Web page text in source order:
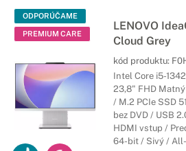
ODPORÚČAME
PREMIUM CARE
LENOVO
Cloud Grey
kód produktu:
Intel Core i5-
23,8" FHD
/ M.2 PCIe SSD
bez DVD / USB
HDMI vstup /
64-bit / Sivý /